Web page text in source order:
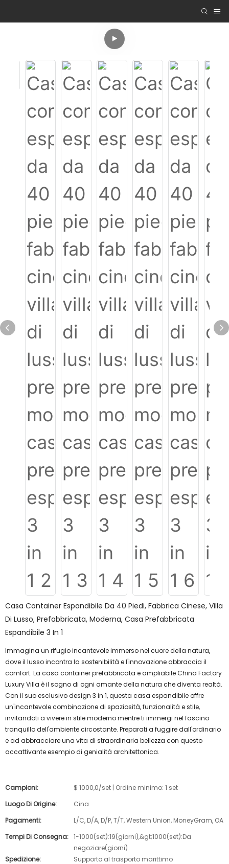
Casa Container Espandibile Da 40 Piedi, Fabbrica Cinese, Villa
Di Lusso, Prefabbricata, Moderna, Casa Prefabbricata
Espandibile 3 In 1
Immagina un rifugio incantevole immerso nel cuore della natura,
dove il lusso incontra la sostenibilità e l'innovazione abbraccia il
comfort. La casa container prefabbricata e ampliabile China Factory
Luxury Villa è il sogno di ogni amante della natura che diventa realtà.
Con il suo esclusivo design 3 in 1, questa casa espandibile offre
un'incantevole combinazione di spaziosità, funzionalità e stile,
invitandoti a vivere in stile moderno mentre ti immergi nel fascino
tranquillo dell'ambiente circostante. Preparati a fuggire dall'ordinario
e ad abbracciare una vita di straordinaria bellezza con questo
accattivante esempio di genialità architettonica.
Campioni:
$ 1000,0/set | Ordine minimo: 1 set
Luogo Di Origine:
Cina
Pagamenti:
L/C, D/A, D/P, T/T, Western Union, MoneyGram, OA
Tempi Di Consegna: 1-1000(set):19(giorni),&gt;1000(set):Da
negoziare(giorni)
Spedizione:
Supporto al trasporto marittimo